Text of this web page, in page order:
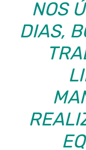
NOS
DIAS,